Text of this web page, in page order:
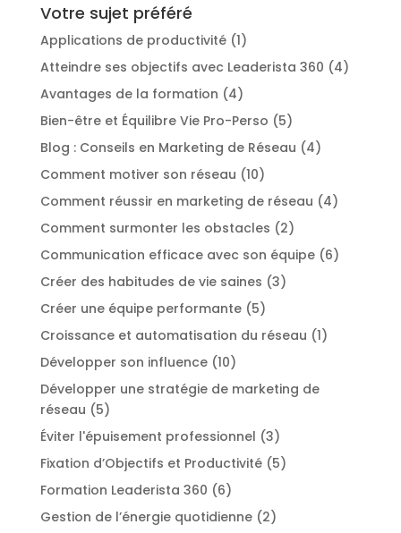
Votre sujet préféré
Applications de productivité(1)
Atteindre ses objectifs avec Leaderista 360 (4)
Avantages de la formation (4)
Bien-être et Équilibre Vie Pro-Perso (5)
Blog : Conseils en Marketing de Réseau (4)
Comment motiver son réseau (10)
Comment réussir en marketing de réseau (4)
Comment surmonter les obstacles (2)
Communication efficace avec son équipe(6)
Créer des habitudes de vie saines (3)
Créer une équipe performante(5)
Croissance et automatisation du réseau (1)
Développer son influence(10)
Développer une stratégie de marketing de
réseau (5)
Éviter l'épuisement professionnel (3)
Fixation d’Objectifs et Productivité(5)
Formation Leaderista 360 (6)
Gestion de l’énergie quotidienne(2)